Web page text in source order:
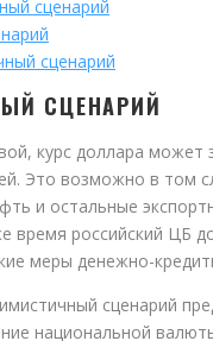
сценарий
сценарий
СЦЕНАРИЙ
курс доллара может
Это возможно в том
и остальные
время российский ЦБ
меры денежно-
сценарий
национальной